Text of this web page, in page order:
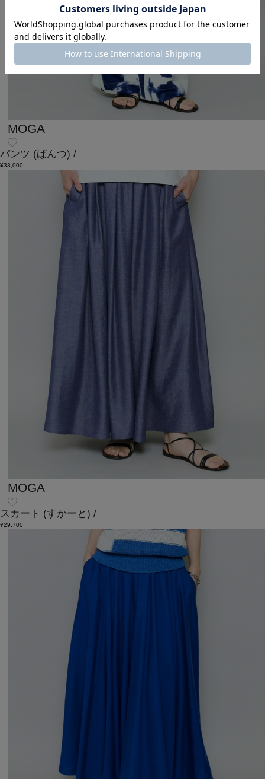
MOGA
パンツ (ぱんつ) /
¥33,000
MOGA
スカート (すかーと) /
¥29,700